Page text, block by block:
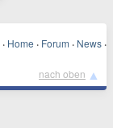
· Home · Forum · News ·
nach oben ▲